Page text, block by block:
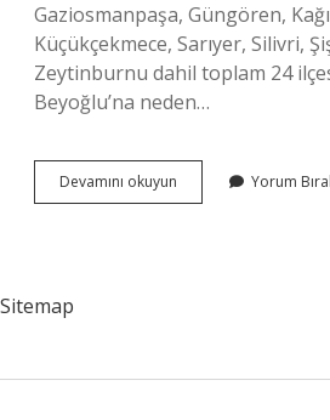
Gaziosmanpaşa, Güngören,
Küçükçekmece, Sarıyer, Silivri,
Zeytinburnu dahil toplam 24
Beyoğlu’na neden…
Devamını okuyun Beyoğlu
Hangi
Yorum
Sitemap